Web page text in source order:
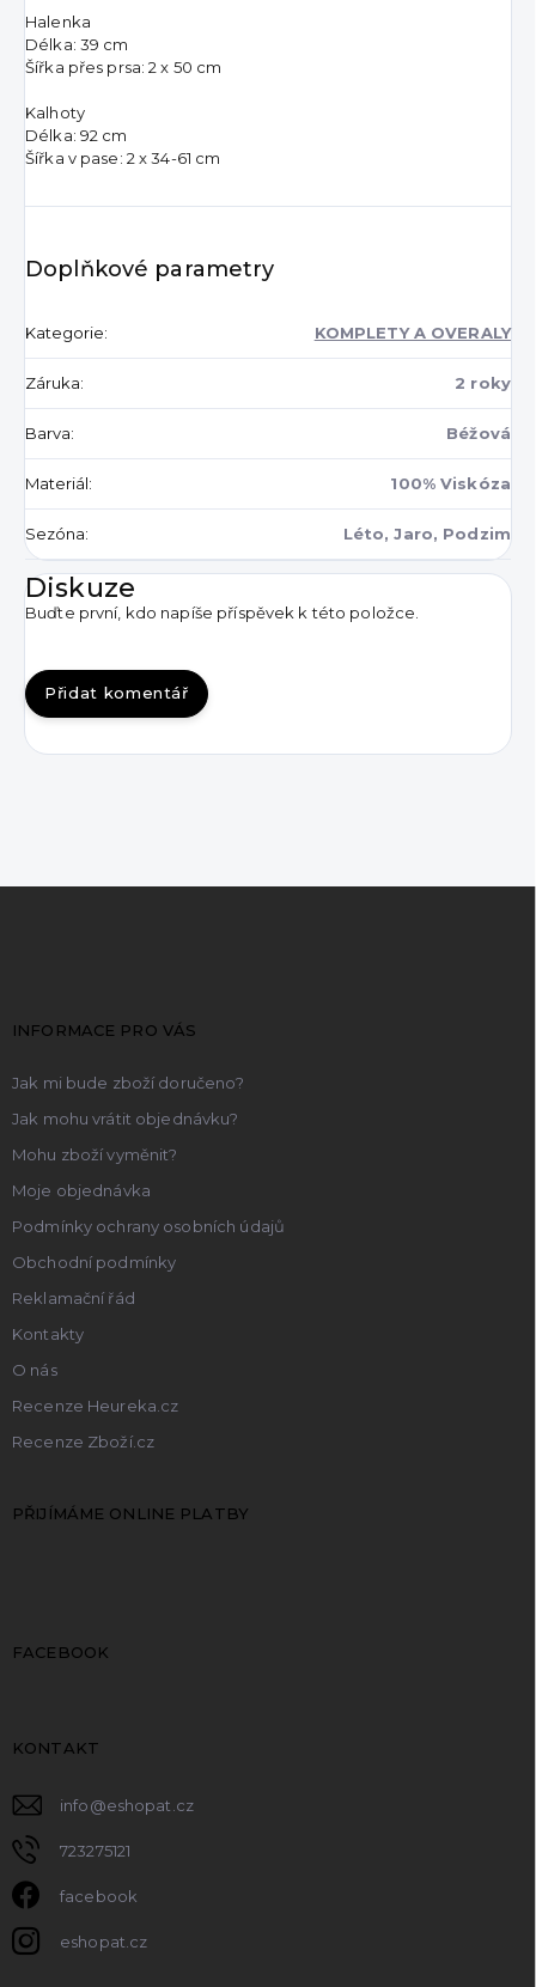
Halenka
Délka: 39 cm
Šířka přes prsa: 2 x 50 cm
Kalhoty
Délka: 92 cm
Šířka v pase: 2 x 34-61 cm
Doplňkové parametry
Kategorie: KOMPLETY A OVERALY
Záruka: 2 roky
Barva: Béžová
Materiál: 100% Viskóza
Sezóna: Léto, Jaro, Podzim
Diskuze
Buďte první, kdo napíše příspěvek k této položce.
Přidat komentář
INFORMACE PRO VÁS
Jak mi bude zboží doručeno?
Jak mohu vrátit objednávku?
Mohu zboží vyměnit?
Moje objednávka
Podmínky ochrany osobních údajů
Obchodní podmínky
Reklamační řád
Kontakty
O nás
Recenze Heureka.cz
Recenze Zboží.cz
PŘIJÍMÁME ONLINE PLATBY
FACEBOOK
KONTAKT
info@eshopat.cz
723275121
facebook
eshopat.cz